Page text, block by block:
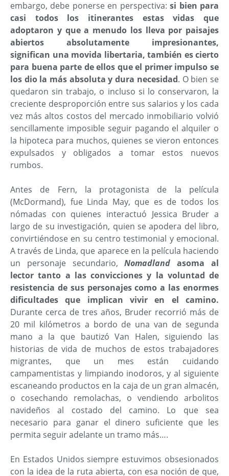
embargo, debe ponerse en perspectiva:si bien para
casi todos los itinerantes estas vidas que
adoptaron y que a menudo los lleva por paisajes
abiertos absolutamente impresionantes,
significan una movida libertaria, también es cierto
para buena parte de ellos que el primer impulso se
los dio la más absoluta y dura necesidad. O bien se
quedaron sin trabajo, o incluso si lo conservaron, la
creciente desproporción entre sus salarios y los cada
vez más altos costos del mercado inmobiliario volvió
sencillamente imposible seguir pagando el alquiler o
la hipoteca para muchos, quienes se vieron entonces
expulsados y obligados a tomar estos nuevos
rumbos.
Antes de Fern, la protagonista de la película
(McDormand), fue Linda May, que es de todos los
nómadas con quienes interactuó Jessica Bruder a
largo de su investigación, quien se apodera del libro,
convirtiéndose en su centro testimonial y emocional.
A través de Linda, que aparece en la película haciendo
un personaje secundario,Nomadlandasoma al
lector tanto a las convicciones y la voluntad de
resistencia de sus personajes como a las enormes
dificultades que implican vivir en el camino.
Durante cerca de tres años, Bruder recorrió más de
20 mil kilómetros a bordo de una van de segunda
mano a la que bautizó Van Halen, siguiendo las
historias de vida de muchos de estos trabajadores
migrantes, que un mes están cuidando
campamentistas y limpiando inodoros, y al siguiente
escaneando productos en la caja de un gran almacén,
o cosechando remolachas, o vendiendo arbolitos
navideños al costado del camino. Lo que sea
necesario para ganar el dinero suficiente que les
permita seguir adelante un tramo más….
En Estados Unidos siempre estuvimos obsesionados
con la idea de la ruta abierta, con esa noción de que,